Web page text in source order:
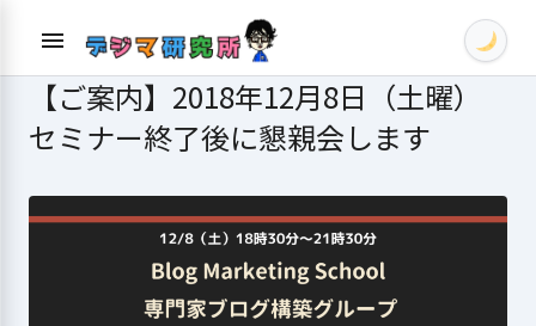
menu
【ご案内】2018年12月8日（土曜）
セミナー終了後に懇親会します